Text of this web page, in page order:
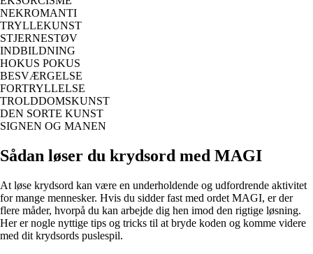
NEKROMANTI
TRYLLEKUNST
STJERNESTØV
INDBILDNING
HOKUS POKUS
BESVÆRGELSE
FORTRYLLELSE
TROLDDOMSKUNST
DEN SORTE KUNST
SIGNEN OG MANEN
Sådan løser du krydsord med MAGI
At løse krydsord kan være en underholdende og udfordrende aktivitet
for mange mennesker. Hvis du sidder fast med ordet MAGI, er der
flere måder, hvorpå du kan arbejde dig hen imod den rigtige løsning.
Her er nogle nyttige tips og tricks til at bryde koden og komme videre
med dit krydsords puslespil.